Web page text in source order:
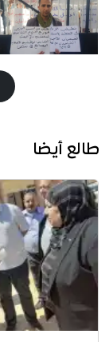
طالع أيضا